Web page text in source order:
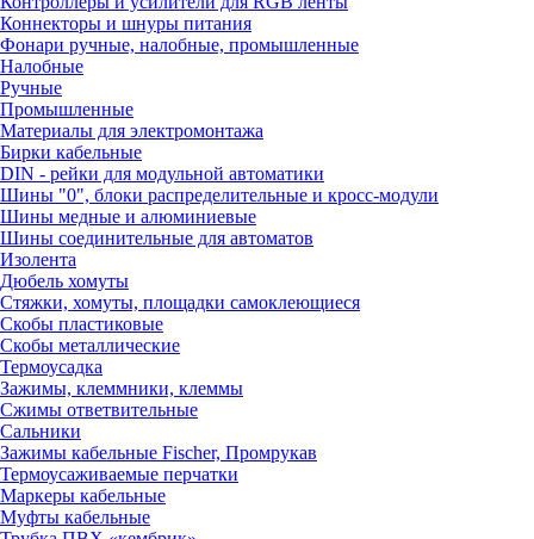
Коннекторы и шнуры питания
Фонари ручные, налобные, промышленные
Налобные
Ручные
Промышленные
Материалы для электромонтажа
Бирки кабельные
DIN - рейки для модульной автоматики
Шины "0", блоки распределительные и кросс-модули
Шины медные и алюминиевые
Шины соединительные для автоматов
Изолента
Дюбель хомуты
Стяжки, хомуты, площадки самоклеющиеся
Скобы пластиковые
Скобы металлические
Термоусадка
Зажимы, клеммники, клеммы
Сжимы ответвительные
Сальники
Зажимы кабельные Fischer, Промрукав
Термоусаживаемые перчатки
Маркеры кабельные
Муфты кабельные